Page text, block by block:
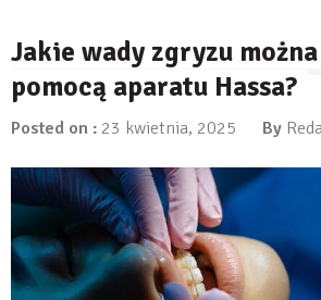
Jakie wady zgryzu
pomocą aparatu Hassa?
Posted on : 23 kwietnia, 2025 By